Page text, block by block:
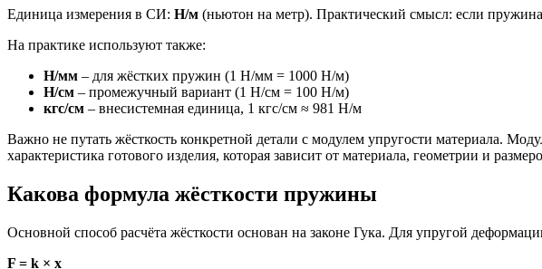
Единица измерения в СИ: Н/м (ньютон на метр). Практический смысл: если пружина
На практике используют также:
Н/мм – для жёстких пружин (1 Н/мм = 1000 Н/м)
Н/см – промежучный вариант (1 Н/см = 100 Н/м)
кгс/см – внесистемная единица, 1 кгс/см ≈ 981 Н/м
Важно не путать жёсткость конкретной детали с модулем упругости материала.
характеристика готового изделия, которая зависит от материала, геометрии и
Какова формула жёсткости пружины
Основной способ расчёта жёсткости основан на законе Гука. Для упругой
F = k × x